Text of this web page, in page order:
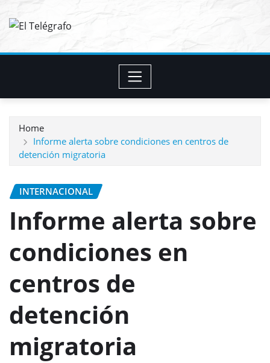
Home
Informe alerta sobre condiciones en centros de
detención migratoria
INTERNACIONAL
Informe alerta sobre
condiciones en
centros de
detención
migratoria